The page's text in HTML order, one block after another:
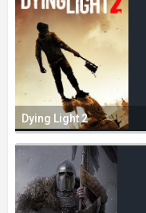
Dying Light 2